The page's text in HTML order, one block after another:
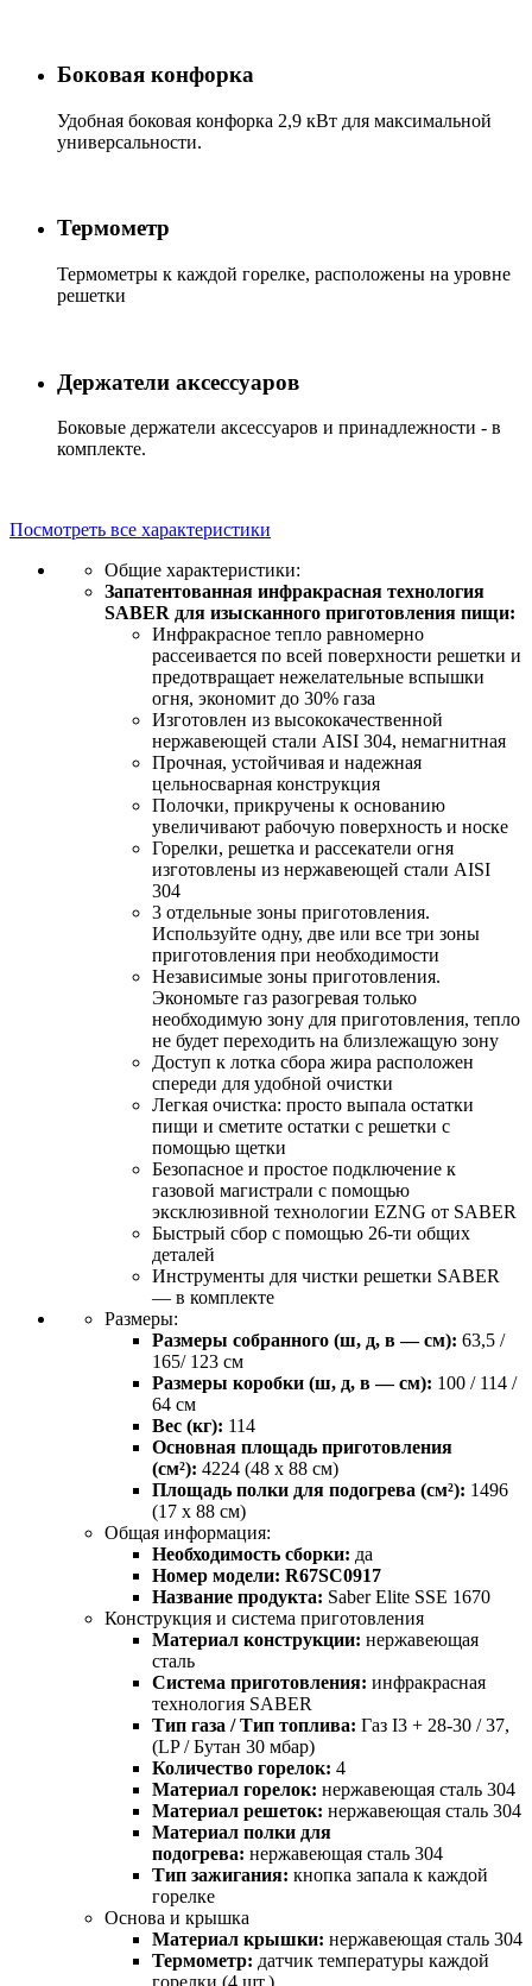
Боковая конфорка
Удобная боковая конфорка 2,9 кВт для максимальной
универсальности.
Термометр
Термометры к каждой горелке, расположены на уровне
решетки
Держатели аксессуаров
Боковые держатели аксессуаров и принадлежности - в
комплекте.
Посмотреть все характеристики
Общие характеристики:
Запатентованная инфракрасная технология
SABER для изысканного приготовления пищи:
Инфракрасное тепло равномерно
рассеивается по всей поверхности решетки и
предотвращает нежелательные вспышки
огня, экономит до 30% газа
Изготовлен из высококачественной
нержавеющей стали AISI 304, немагнитная
Прочная, устойчивая и надежная
цельносварная конструкция
Полочки, прикручены к основанию
увеличивают рабочую поверхность и носке
Горелки, решетка и рассекатели огня
изготовлены из нержавеющей стали AISI
304
3 отдельные зоны приготовления.
Используйте одну, две или все три зоны
приготовления при необходимости
Независимые зоны приготовления.
Экономьте газ разогревая только
необходимую зону для приготовления, тепло
не будет переходить на близлежащую зону
Доступ к лотка сбора жира расположен
спереди для удобной очистки
Легкая очистка: просто выпала остатки
пищи и сметите остатки с решетки с
помощью щетки
Безопасное и простое подключение к
газовой магистрали с помощью
эксклюзивной технологии EZNG от SABER
Быстрый сбор с помощью 26-ти общих
деталей
Инструменты для чистки решетки SABER
— в комплекте
Размеры:
Размеры собранного (ш, д, в — см): 63,5 /
165/ 123 см
Размеры коробки (ш, д, в — см): 100 / 114 /
64 см
Вес (кг): 114
Основная площадь приготовления
(см²): 4224 (48 х 88 см)
Площадь полки для подогрева (см²): 1496
(17 х 88 см)
Общая информация:
Необходимость сборки: да
Номер модели: R67SC0917
Название продукта: Saber Elite SSE 1670
Конструкция и система приготовления
Материал конструкции: нержавеющая
сталь
Система приготовления: инфракрасная
технология SABER
Тип газа / Тип топлива: Газ I3 + 28-30 / 37,
(LP / Бутан 30 мбар)
Количество горелок: 4
Материал горелок: нержавеющая сталь 304
Материал решеток: нержавеющая сталь 304
Материал полки для
подогрева: нержавеющая сталь 304
Тип зажигания: кнопка запала к каждой
горелке
Основа и крышка
Материал крышки: нержавеющая сталь 304
Термометр: датчик температуры каждой